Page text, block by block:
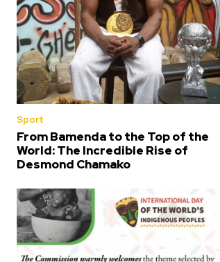
Sport
From Bamenda to the Top of the
World: The Incredible Rise of
Desmond Chamako